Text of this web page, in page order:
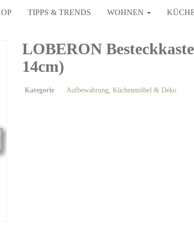
TIPPS & TRENDS WOHNEN
LOBERON
14cm)
Kategorie Aufbewahrung, Küchenmöbel & Deko